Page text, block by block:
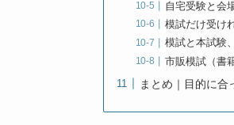
自宅受験と会
模試だけ受け
模試と本試験
市販模試（書
まとめ｜目的に合